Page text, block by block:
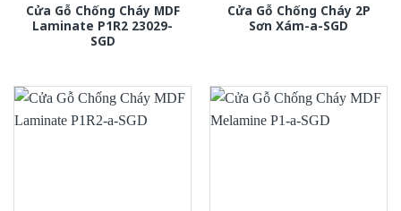
Cửa Gỗ Chống Cháy MDF
Laminate P1R2 23029-
SGD
Cửa Gỗ Chống Cháy 2P
Sơn Xám-a-SGD